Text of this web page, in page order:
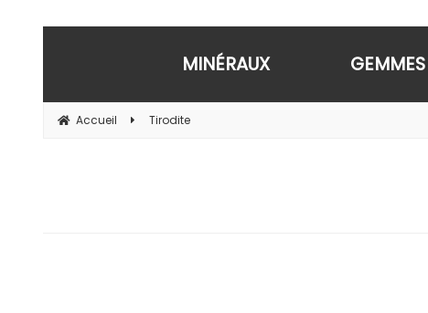
MINÉRAUX GEMMES
Accueil Tirodite